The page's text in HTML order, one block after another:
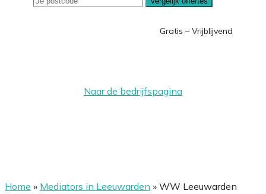
Gratis – Vrijblijvend
Naar de bedrijfspagina
Home » Mediators in Leeuwarden » WW Leeuwarden